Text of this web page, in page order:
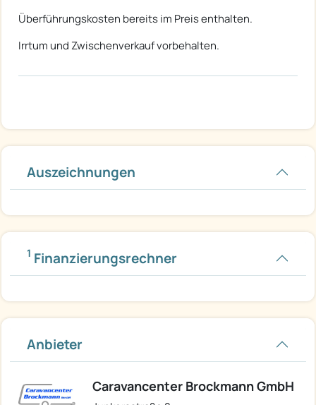
Überführungskosten bereits im Preis enthalten.
Irrtum und Zwischenverkauf vorbehalten.
Auszeichnungen
1 Finanzierungsrechner
Anbieter
Caravancenter Brockmann GmbH